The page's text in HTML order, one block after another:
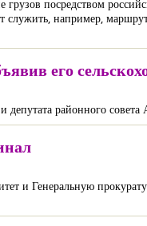
посредством
служить, например,
его
районного совета
и Генеральную